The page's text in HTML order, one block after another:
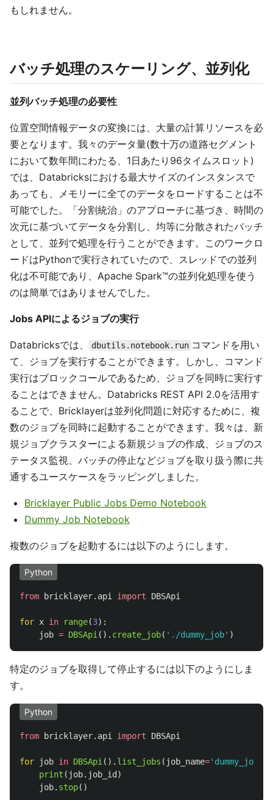
もしれません。
バッチ処理のスケーリング、並列化
並列バッチ処理の必要性
位置空間情報データの変換には、大量の計算リソースを必
要となります。我々のデータ量(数十万の道路セグメント
において数年間にわたる、1日あたり96タイムスロット)
では、Databricksにおける最大サイズのインスタンスで
あっても、メモリーに全てのデータをロードすることは不
可能でした。「分割統治」のアプローチに基づき、時間の
次元に基づいてデータを分割し、均等に分散されたバッチ
として、並列で処理を行うことができます。このワークロ
ードはPythonで実行されていたので、スレッドでの並列
化は不可能であり、Apache Spark™の並列化処理を使う
のは簡単ではありませんでした。
Jobs APIによるジョブの実行
Databricksでは、 dbutils.notebook.run コマンドを用い
て、ジョブを実行することができます。しかし、コマンド
実行はブロックコールであるため、ジョブを同時に実行す
ることはできません。Databricks REST API 2.0を活用す
ることで、Bricklayerは並列化問題に対応するために、複
数のジョブを同時に起動することができます。我々は、新
規ジョブクラスターによる新規ジョブの作成、ジョブのス
テータス監視、バッチの停止などジョブを取り扱う際に共
通するユースケースをラッピングしました。
Bricklayer Public Jobs Demo Notebook
Dummy Job Notebook
複数のジョブを起動するには以下のようにします。
Python
from bricklayer.api import DBSApi
for x in range(3):
job = DBSApi (). create_job( ' ./dummy_job' )
特定のジョブを取得して停止するには以下のようにしま
す。
Python
from bricklayer.api import DBSApi
for job in DBSApi (). list_jobs ( job_name=' dummy_job
print ( job. job_id )
job. stop()